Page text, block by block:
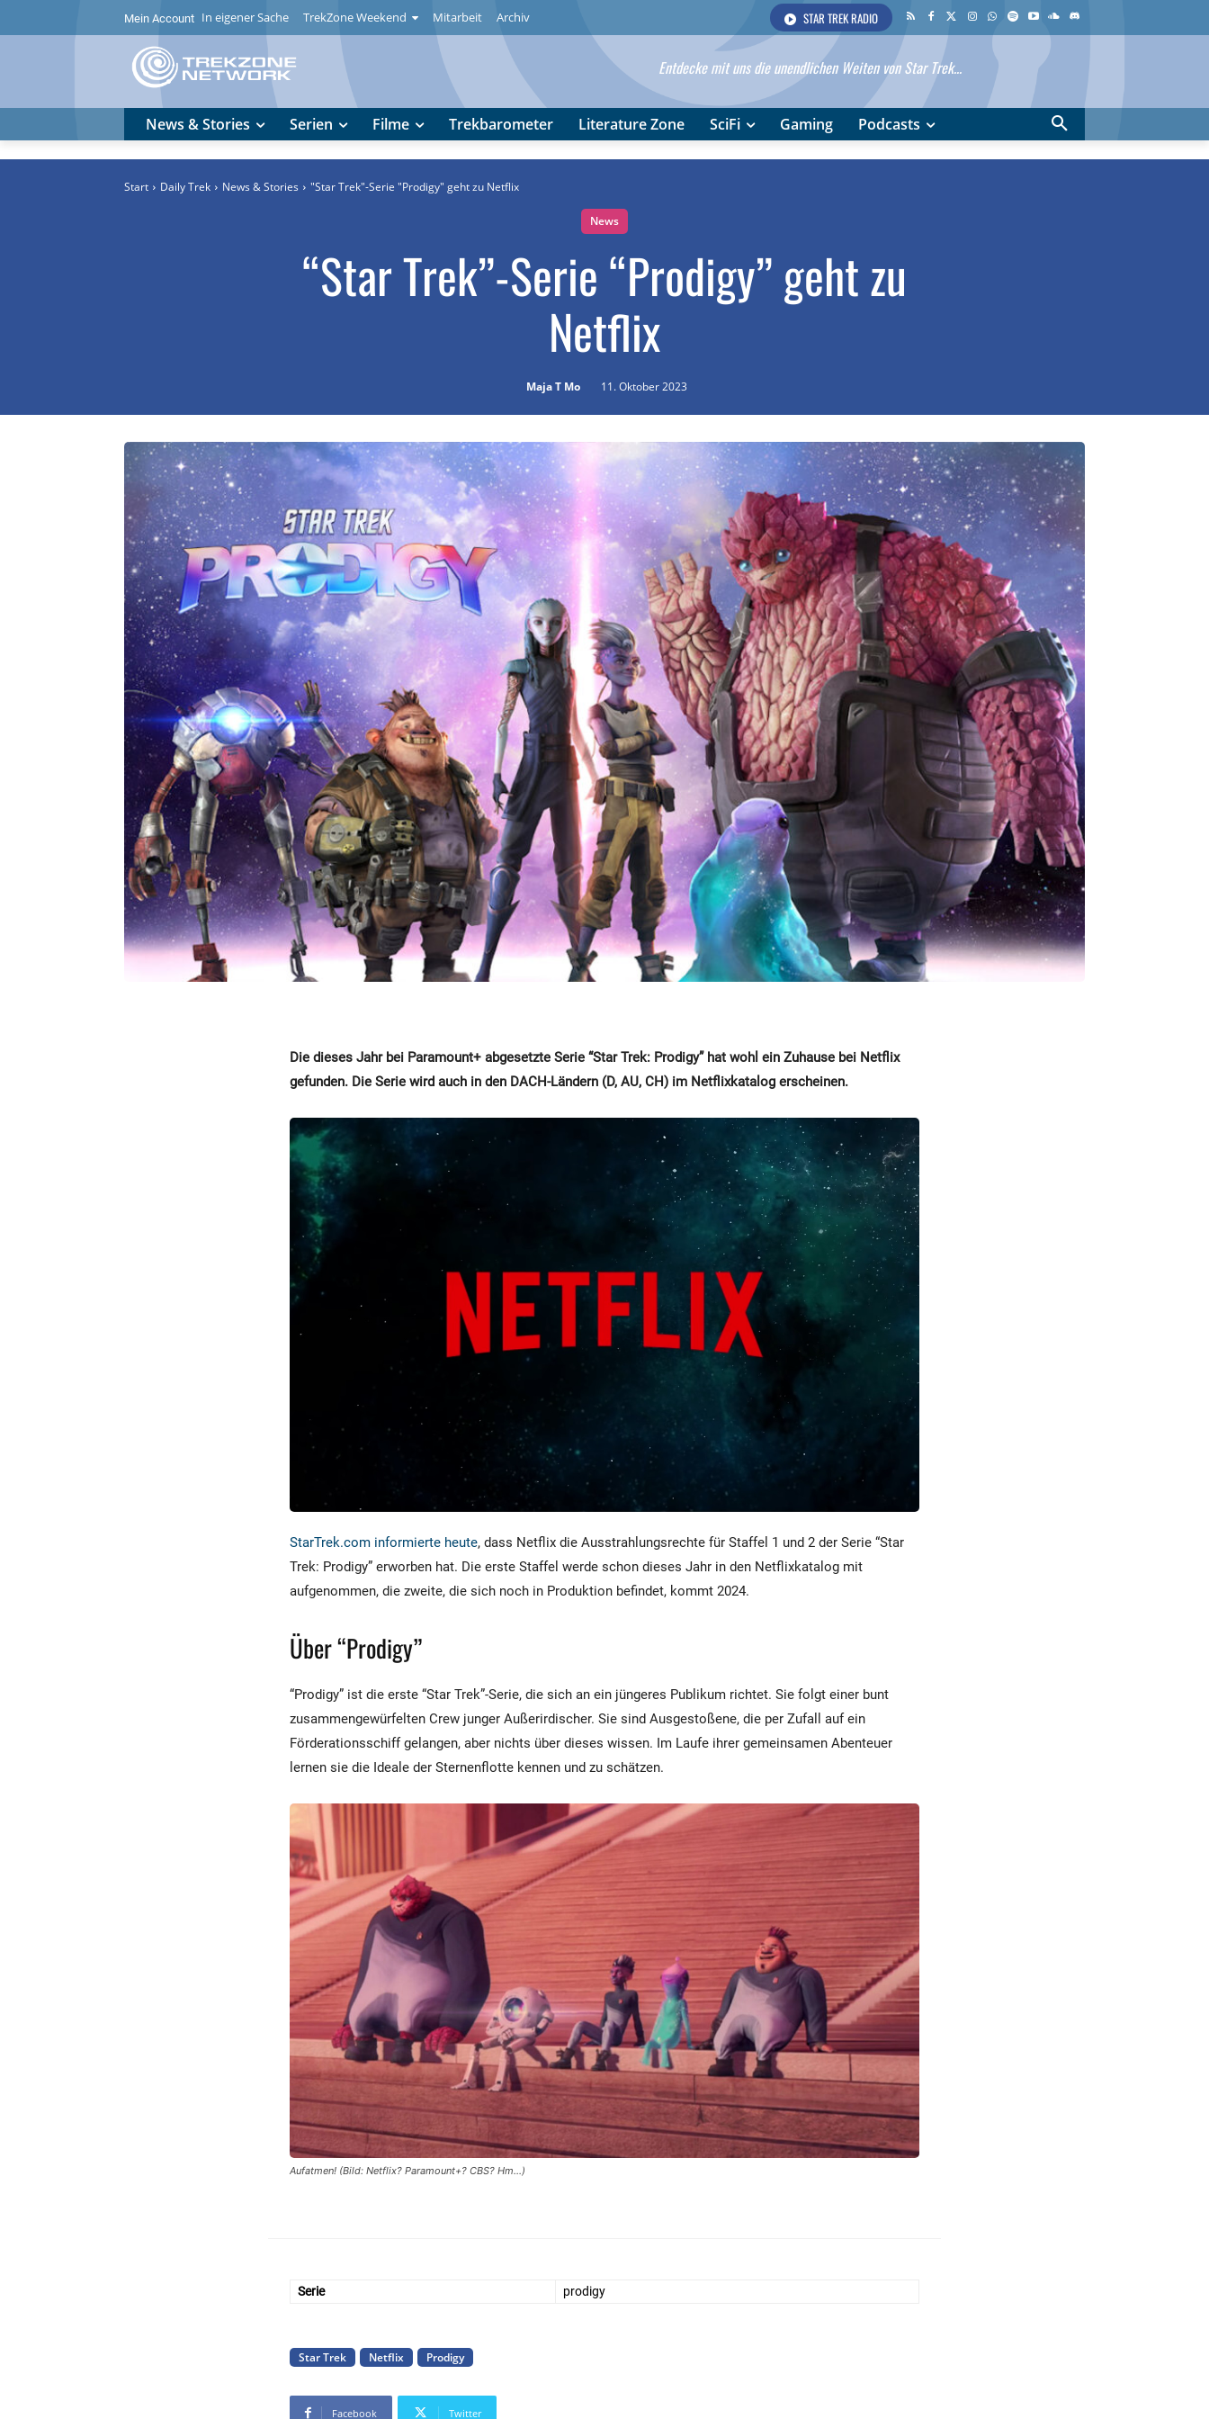
Mein Account In eigener Sache TrekZone Weekend Mitarbeit Archiv STAR TREK RADIO
Entdecke mit uns die unendlichen Weiten von Star Trek...
News & Stories Serien Filme Trekbarometer Literature Zone SciFi Gaming Podcasts
Start Daily Trek News & Stories "Star Trek"-Serie "Prodigy" geht zu Netflix
News
“Star Trek”-Serie “Prodigy” geht zu
Netflix
Maja T Mo 11. Oktober 2023
Die dieses Jahr bei Paramount+ abgesetzte Serie “Star Trek: Prodigy” hat wohl ein Zuhause bei Netflix
gefunden. Die Serie wird auch in den DACH-Ländern (D, AU, CH) im Netflixkatalog erscheinen.
StarTrek.com informierte heute, dass Netflix die Ausstrahlungsrechte für Staffel 1 und 2 der Serie “Star
Trek: Prodigy” erworben hat. Die erste Staffel werde schon dieses Jahr in den Netflixkatalog mit
aufgenommen, die zweite, die sich noch in Produktion befindet, kommt 2024.
Über “Prodigy”
“Prodigy” ist die erste “Star Trek”-Serie, die sich an ein jüngeres Publikum richtet. Sie folgt einer bunt
zusammengewürfelten Crew junger Außerirdischer. Sie sind Ausgestoßene, die per Zufall auf ein
Förderationsschiff gelangen, aber nichts über dieses wissen. Im Laufe ihrer gemeinsamen Abenteuer
lernen sie die Ideale der Sternenflotte kennen und zu schätzen.
Aufatmen! (Bild: Netflix? Paramount+? CBS? Hm…)
Serie prodigy
Star Trek Netflix Prodigy
Facebook Twitter